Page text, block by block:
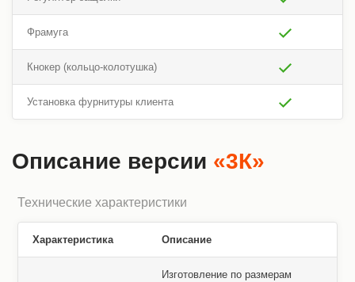
Фрамуга
Кнокер (кольцо-колотушка)
Установка фурнитуры клиента
Описание версии «3К»
Технические характеристики
Характеристика Описание
Изготовление по размерам